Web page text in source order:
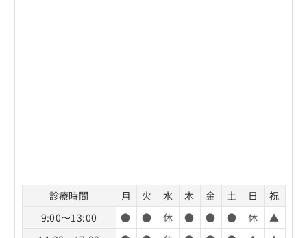
診療時間 月 火 水 木 金 土 日
祝
9:00〜13:00
● ● 休 ● ● ● 休
▲